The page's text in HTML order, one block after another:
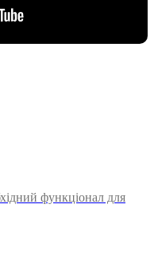
функціонал для